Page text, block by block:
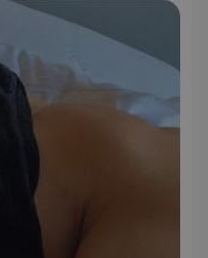
επιτρέπουν
όπως τη
λογαριασμού.
σωστά